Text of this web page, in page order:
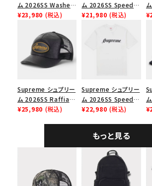
絞り込んで検索する
ム 2026SS Washed
Chino Twill Camp
ノツイル キャンプキャ
ップ ブラック
¥23,980 (税込)
ム 2026SS Speed
Tee スピードTシャツ
¥21,980 (税込)
Supreme シュプリー
ム 2026SS Raffia
Mesh Back 5-Panel
¥25,980 (税込)
Supreme シュプリー
ム 2026SS Speed
Tee スピードTシャツ
¥22,980 (税込)
もっと見る